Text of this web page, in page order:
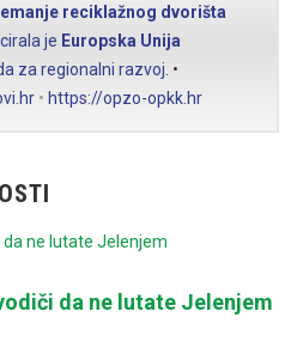
reciklažnog dvorišta
je Europska Unija
za regionalni razvoj. •
• https://opzo-opkk.hr
da ne lutate Jelenjem